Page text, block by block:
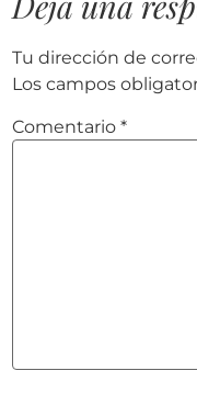
Tu dirección de
Los campos
Comentario *